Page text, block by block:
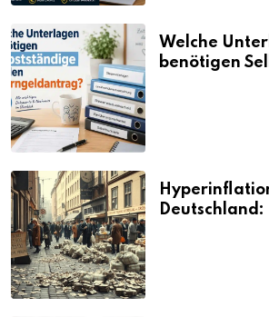
Welche
benötigen
Deutschland: